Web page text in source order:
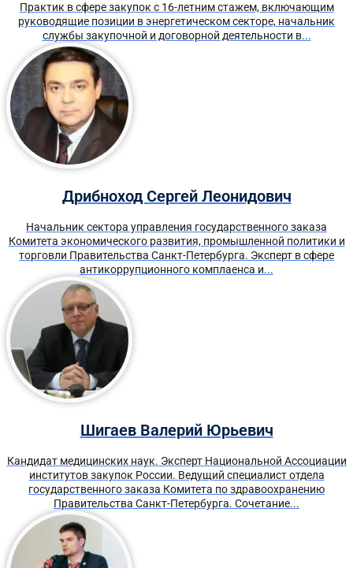
Практик в сфере закупок с 16-летним стажем, включающим
руководящие позиции в энергетическом секторе, начальник
службы закупочной и договорной деятельности в...
Дрибноход Сергей Леонидович
Начальник сектора управления государственного заказа
Комитета экономического развития, промышленной политики и
торговли Правительства Санкт-Петербурга. Эксперт в сфере
антикоррупционного комплаенса и...
Шигаев Валерий Юрьевич
Кандидат медицинских наук. Эксперт Национальной Ассоциации
институтов закупок России. Ведущий специалист отдела
государственного заказа Комитета по здравоохранению
Правительства Санкт-Петербурга. Сочетание...